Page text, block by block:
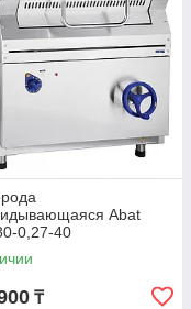
Abat
0,27-40
₸